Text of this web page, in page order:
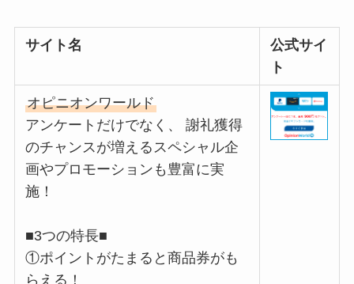
サイト名
公式サイ
ト
オピニオンワールド
アンケートだけでなく、 謝礼獲得
のチャンスが増えるスペシャル企
画やプロモーションも豊富に実
施！
■3つの特長■
①ポイントがたまると商品券がも
らえる！